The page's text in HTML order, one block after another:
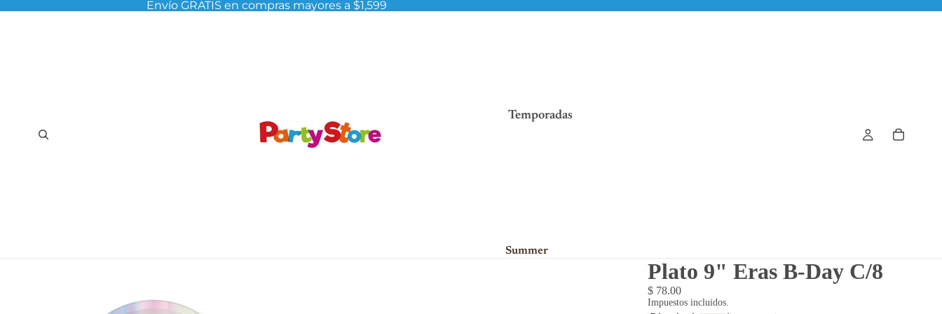
Envío GRATIS en compras mayores a $1,599
Temporadas
Summer
Plato 9" Eras B-Day C/8
$ 78.00
Impuestos incluidos.